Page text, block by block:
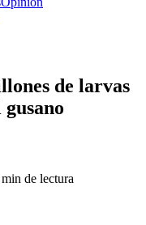
de larvas
min de lectura